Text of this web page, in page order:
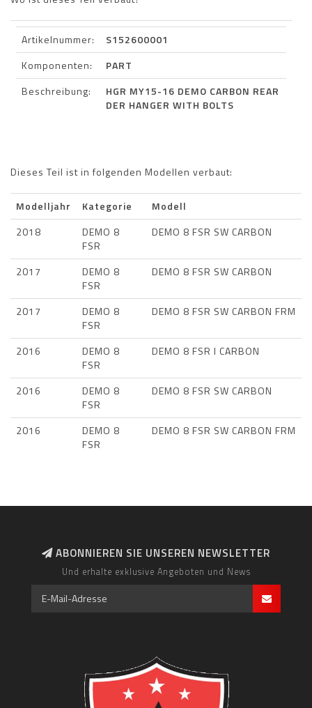
Artikelnummer:
S152600001
Komponenten:
PART
Beschreibung:
HGR MY15-16 DEMO CARBON REAR
DER HANGER WITH BOLTS
Dieses Teil ist in folgenden Modellen verbaut:
Modelljahr Kategorie
Modell
2018
DEMO 8
FSR
DEMO 8 FSR SW CARBON
2017
DEMO 8
FSR
DEMO 8 FSR SW CARBON
2017
DEMO 8
FSR
DEMO 8 FSR SW CARBON FRM
2016
DEMO 8
FSR
DEMO 8 FSR I CARBON
2016
DEMO 8
FSR
DEMO 8 FSR SW CARBON
2016
DEMO 8
FSR
DEMO 8 FSR SW CARBON FRM
ABONNIEREN SIE UNSEREN NEWSLETTER
Und erhalte exklusive Angeboten und News